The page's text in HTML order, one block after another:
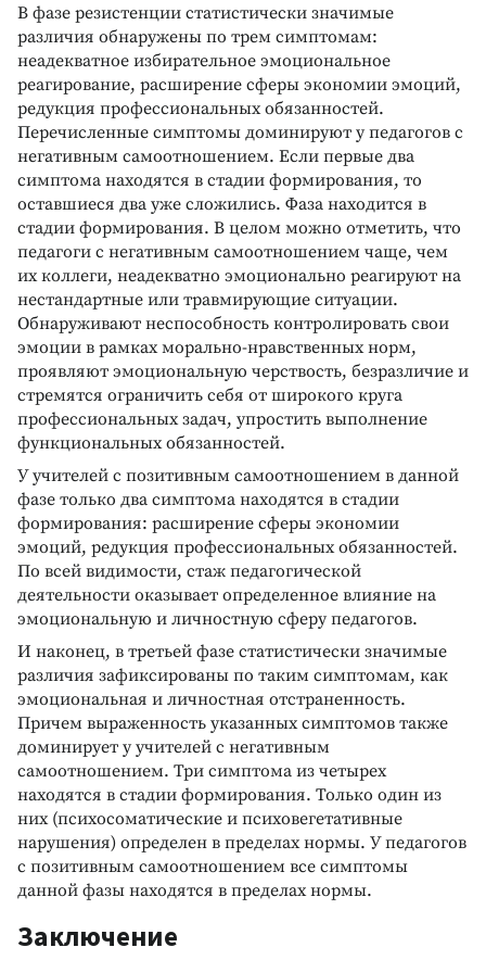
В фазе резистенции статистически значимые
различия обнаружены по трем симптомам:
неадекватное избирательное эмоциональное
реагирование, расширение сферы экономии эмоций,
редукция профессиональных обязанностей.
Перечисленные симптомы доминируют у педагогов с
негативным самоотношением. Если первые два
симптома находятся в стадии формирования, то
оставшиеся два уже сложились. Фаза находится в
стадии формирования. В целом можно отметить, что
педагоги с негативным самоотношением чаще, чем
их коллеги, неадекватно эмоционально реагируют на
нестандартные или травмирующие ситуации.
Обнаруживают неспособность контролировать свои
эмоции в рамках морально-нравственных норм,
проявляют эмоциональную черствость, безразличие и
стремятся ограничить себя от широкого круга
профессиональных задач, упростить выполнение
функциональных обязанностей.
У учителей с позитивным самоотношением в данной
фазе только два симптома находятся в стадии
формирования: расширение сферы экономии
эмоций, редукция профессиональных обязанностей.
По всей видимости, стаж педагогической
деятельности оказывает определенное влияние на
эмоциональную и личностную сферу педагогов.
И наконец, в третьей фазе статистически значимые
различия зафиксированы по таким симптомам, как
эмоциональная и личностная отстраненность.
Причем выраженность указанных симптомов также
доминирует у учителей с негативным
самоотношением. Три симптома из четырех
находятся в стадии формирования. Только один из
них (психосоматические и психовегетативные
нарушения) определен в пределах нормы. У педагогов
с позитивным самоотношением все симптомы
данной фазы находятся в пределах нормы.
Заключение